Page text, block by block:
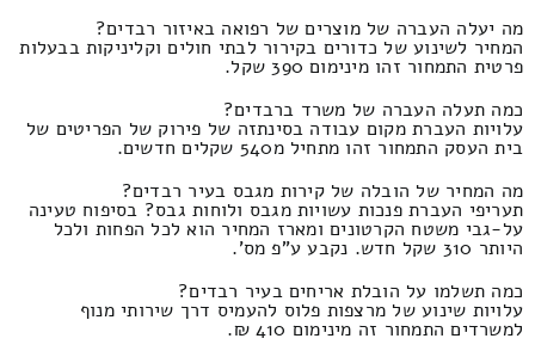
מה יעלה העברה של מוצרים של רפואה באיזור רבדים?
המחיר לשינוע של כדורים בקירור לבתי חולים וקליניקות בבעלות
פרטית התמחור זהו מינימום 390 שקל.
כמה תעלה העברה של משרד ברבדים?
עלויות העברת מקום עבודה בסינתזה של פירוק של הפריטים של
בית העסק התמחור זהו מתחיל מ540 שקלים חדשים.
מה המחיר של הובלה של קירות מגבס בעיר רבדים?
תעריפי העברת פנכות עשויות מגבס ולוחות גבס? בסיפוח טעינה
על-גבי משטח הקרטונים ומארז המחיר הוא לכל הפחות ולכל
היותר 310 שקל חדש. נקבע ע"פ מס'.
כמה תשלמו על הובלת אריחים בעיר רבדים?
עלויות שינוע של מרצפות פלוס להעמיס דרך שירותי מנוף
למשרדים התמחור זה מינימום 410 ₪.